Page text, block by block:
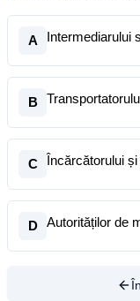
A Intermediarului
B
C Încărcătorului
D Autorităților de